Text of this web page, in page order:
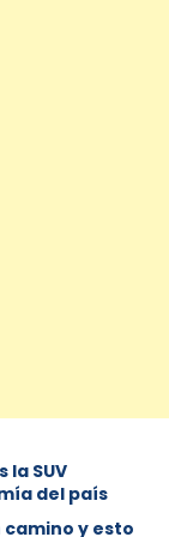
la SUV
del país
camino y esto